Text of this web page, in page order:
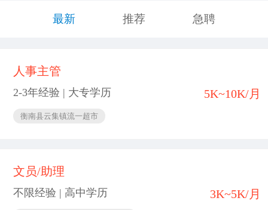
最新 推荐 急聘
人事主管
2-3年经验 | 大专学历
衡南县云集镇流一超市
5K~10K/月
文员/助理
不限经验 | 高中学历 3K~5K/月